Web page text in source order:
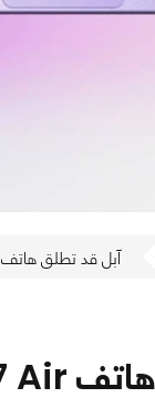
آبل قد تطلق هاتف iPhone 17 Air بدلاً من 17 Slim.. التسريبات تؤكّد